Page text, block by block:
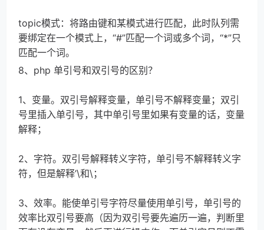
topic模式：将路由键和某模式进行匹配，此时队列需
要绑定在一个模式上，“#”匹配一个词或多个词，“*”只
匹配一个词。
8、php 单引号和双引号的区别？
1、变量。双引号解释变量，单引号不解释变量；双引
号里插入单引号，其中单引号里如果有变量的话，变量
解释；
2、字符。双引号解释转义字符，单引号不解释转义字
符，但是解释’\和\；
3、效率。能使单引号字符尽量使用单引号，单引号的
效率比双引号要高（因为双引号要先遍历一遍，判断里